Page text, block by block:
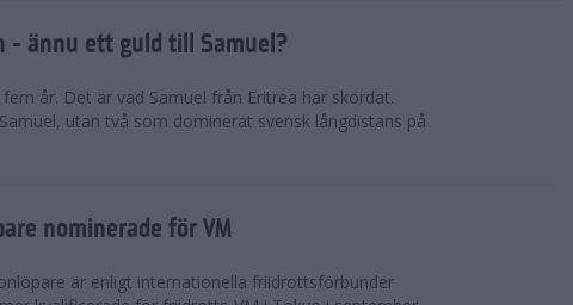
- ännu ett guld till Samuel?
år. Det är vad Samuel från Eritrea har skördat.
utan två som dominerat svensk långdistans på
nominerade för VM
är enligt internationella friidrottsförbunder